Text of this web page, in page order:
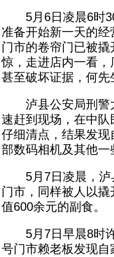
5月6日凌晨6时30
准备开始新一天的
门市的卷帘门已被撬
惊，走进店内一看
甚至破坏证据，何
泸县公安局刑警
速赶到现场，在中
仔细清点，结果发
部数码相机及其他
5月7日凌晨，泸
门市，同样被人以
值600余元的副食。
5月7日早晨8时许
号门市赖老板发现